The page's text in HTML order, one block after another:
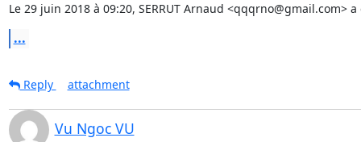
Le 29 juin 2018 à 09:20, SERRUT Arnaud <qqqrno@gmail.com>
...
Reply attachment
Vu Ngoc VU